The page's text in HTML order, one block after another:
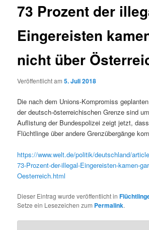
73 Prozent der
Eingereisten
nicht über
Veröffentlicht am5. Juli 2018
Die nach dem Unions-Kompromiss
der deutsch-österreichischen Grenze sind
Auflistung der Bundespolizei zeigt jetzt,
Flüchtlinge über andere Grenzübergänge
https://www.welt.de/politik/deutschland/
73-Prozent-der-illegal-Eingereisten-kamen-
Oesterreich.html
Dieser Eintrag wurde veröffentlicht in
Setze ein Lesezeichen zum Permalink.